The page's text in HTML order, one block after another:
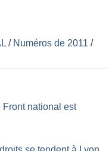
/ Numéros de 2011 /
national est